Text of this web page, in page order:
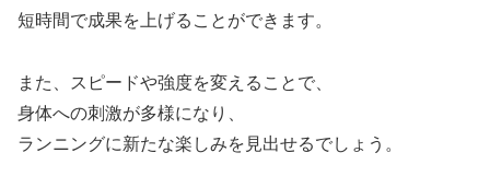
短時間で成果を上げることができます。
また、スピードや強度を変えることで、
身体への刺激が多様になり、
ランニングに新たな楽しみを見出せるでしょう。